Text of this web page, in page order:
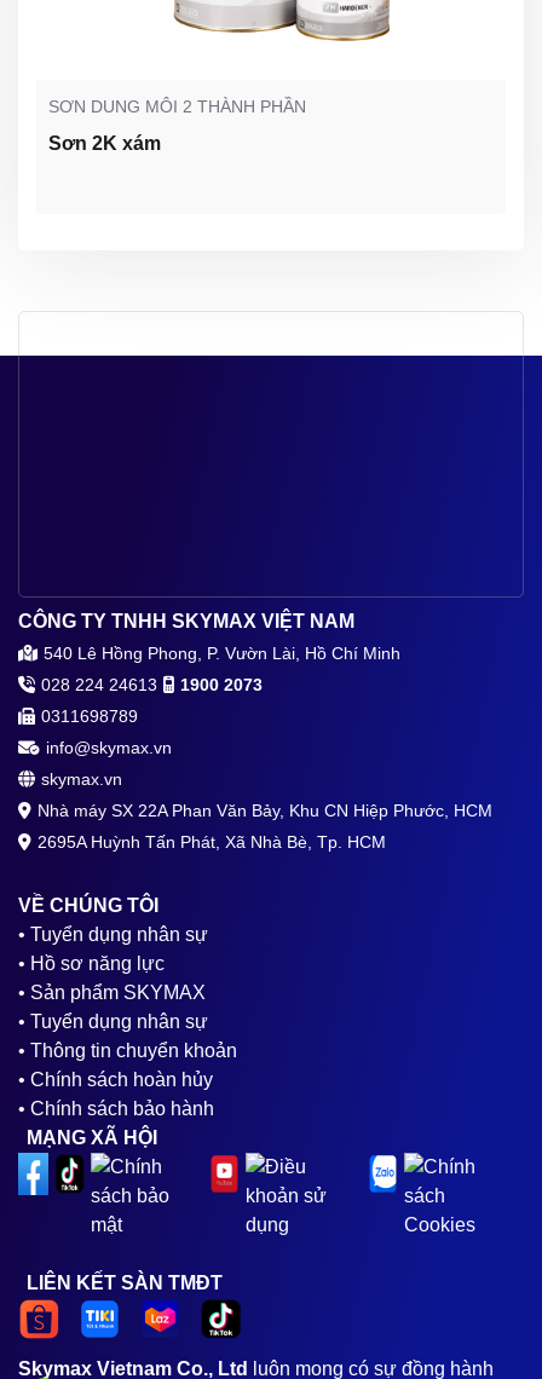
SƠN DUNG MÔI 2 THÀNH PHẦN
Sơn 2K xám
CÔNG TY TNHH SKYMAX VIỆT NAM
540 Lê Hồng Phong, P. Vườn Lài, Hồ Chí Minh
028 224 24613
1900 2073
0311698789
info@skymax.vn
skymax.vn
Nhà máy SX 22A Phan Văn Bảy, Khu CN Hiệp Phước, HCM
2695A Huỳnh Tấn Phát, Xã Nhà Bè, Tp. HCM
VỀ CHÚNG TÔI
• Tuyển dụng nhân sự
• Hồ sơ năng lực
• Sản phẩm SKYMAX
• Tuyển dụng nhân sự
• Thông tin chuyển khoản
• Chính sách hoàn hủy
• Chính sách bảo hành
MẠNG XÃ HỘI
LIÊN KẾT SÀN TMĐT
Skymax Vietnam Co., Ltd luôn mong có sự đồng hành